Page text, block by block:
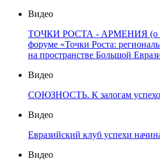
Видео
ТОЧКИ РОСТА - АРМЕНИЯ (о
форуме «Точки Роста:
на пространстве Большой
Видео
СОЮЗНОСТЬ. К залогам
Видео
Евразийский клуб успехи
Видео